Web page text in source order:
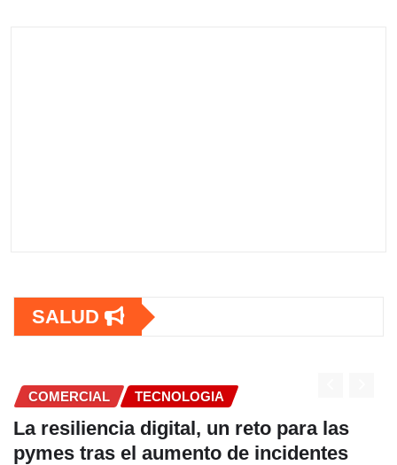
SALUD
COMERCIAL TECNOLOGIA
La resiliencia digital, un reto para las
pymes tras el aumento de incidentes